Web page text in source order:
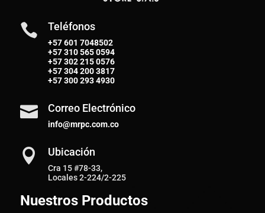
 Teléfonos
+57 601 7048502
+57310 565 0594
+57302 215 0576
+57304 200 3817
+57300 293 4930
 Correo Electrónico
info@mrpc.com.co
 Ubicación
Cra 15 #78-33,
Locales 2-224/2-225
Nuestros Productos